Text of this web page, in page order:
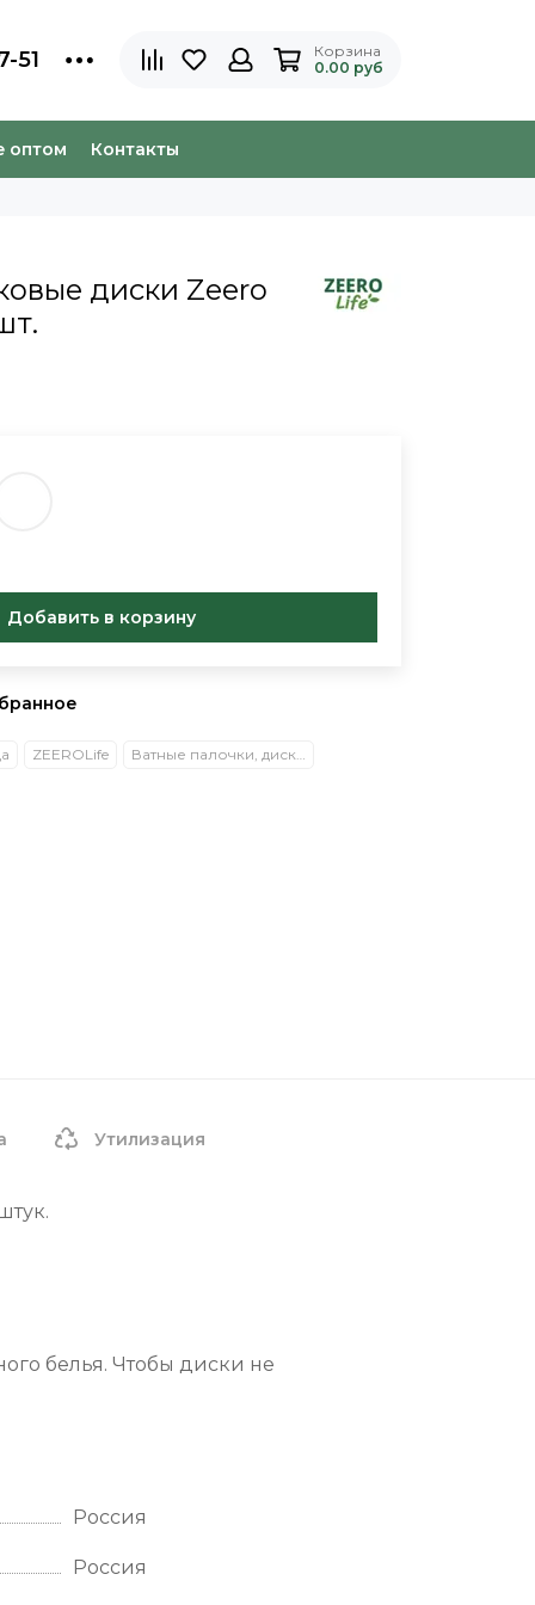
51
Корзина
0.00 руб
оптом Контакты
диски Zeero
Добавить в корзину
ZEEROLife
Утилизация
белья. Чтобы диски не
Россия
Россия